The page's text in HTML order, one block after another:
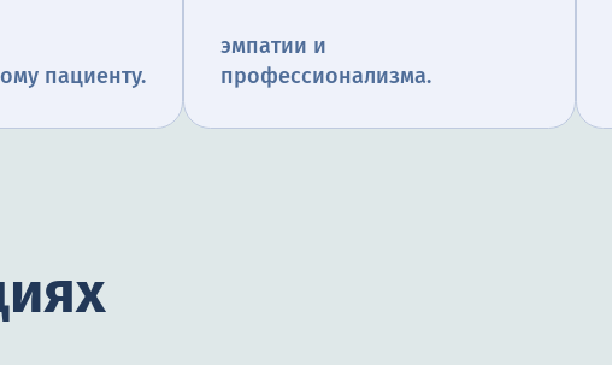
пациенту.
эмпатии и
профессионализма.